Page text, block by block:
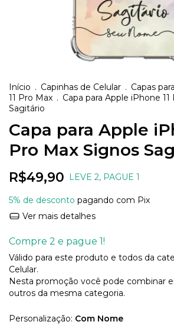
Início . Capinhas de Celular . Capas
11 Pro Max . Capa para Apple iPhone
Sagitário
Capa para Apple
Pro Max Signos
R$49,90 LEVE 2, PAGUE 1
5% de desconto pagando com Pix
Ver mais detalhes
Compre 2 e pague 1!
Válido para este produto e todos da
Celular.
Nesta promoção você pode combinar
outros da mesma categoria.
Personalização: Com Nome